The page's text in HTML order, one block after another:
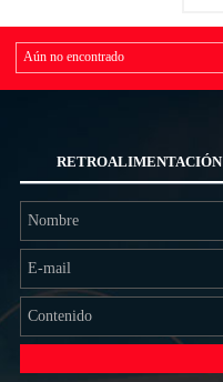
RETROALIMENTACIÓN